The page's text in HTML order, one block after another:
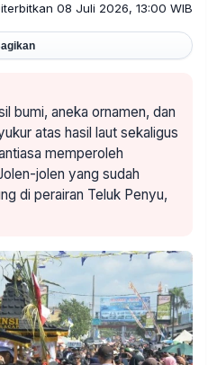
08 Juli 2026, 13:00 WIB
bumi, aneka ornamen, dan
atas hasil laut sekaligus
memperoleh
jolen yang sudah
di perairan Teluk Penyu,